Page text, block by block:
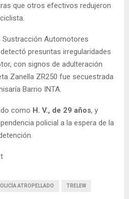
que otros efectivos redujeron
Sustracción Automotores
presuntas irregularidades
con signos de adulteración
Zanella ZR250 fue secuestrada
Barrio INTA.
como H. V., de 29 años, y
policial a la espera de la
ATROPELLADO TRELEW